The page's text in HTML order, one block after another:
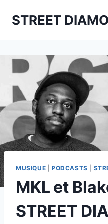
STREET
MUSIQUE PODCASTS
MKL et
STREET